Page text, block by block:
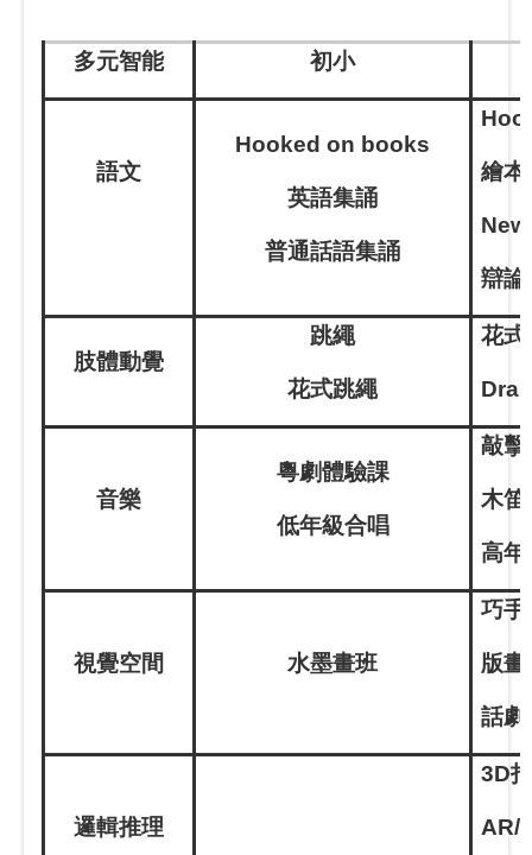
多元智能 初小
語文
Hooked on books
英語集誦
普通話語集誦
繪
辯論
肢體動覺
跳繩
花式跳繩
花
音樂
粵劇體驗課
低年級合唱
敲
木
高年
視覺空間 水墨畫班
巧
版
話劇
邏輯推理
3D
AR/